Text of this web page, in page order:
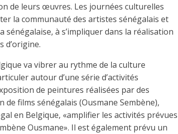
de leurs œuvres. Les journées culturelles
la communauté des artistes sénégalais et
sénégalaise, à s’impliquer dans la réalisation
d’origine.
va vibrer au rythme de la culture
autour d’une série d’activités
de peintures réalisées par des
films sénégalais (Ousmane Sembène),
en Belgique, «amplifier les activités prévues
Ousmane». Il est également prévu un